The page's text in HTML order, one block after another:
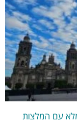
עם המלצות